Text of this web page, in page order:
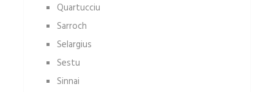
Quartucciu
Sarroch
Selargius
Sestu
Sinnai